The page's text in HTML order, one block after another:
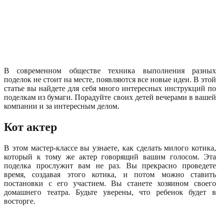
В современном обществе техника выполнения разных
поделок не стоит на месте, появляются все новые идеи. В этой
статье вы найдете для себя много интересных инструкций по
поделкам из бумаги. Порадуйте своих детей вечерами в вашей
компании и за интересным делом.
Кот актер
В этом мастер-классе вы узнаете, как сделать милого котика,
который к тому же актер говорящий вашим голосом. Эта
поделка прослужит вам не раз. Вы прекрасно проведете
время, создавая этого котика, и потом можно ставить
постановки с его участием. Вы станете хозяином своего
домашнего театра. Будьте уверены, что ребенок будет в
восторге.